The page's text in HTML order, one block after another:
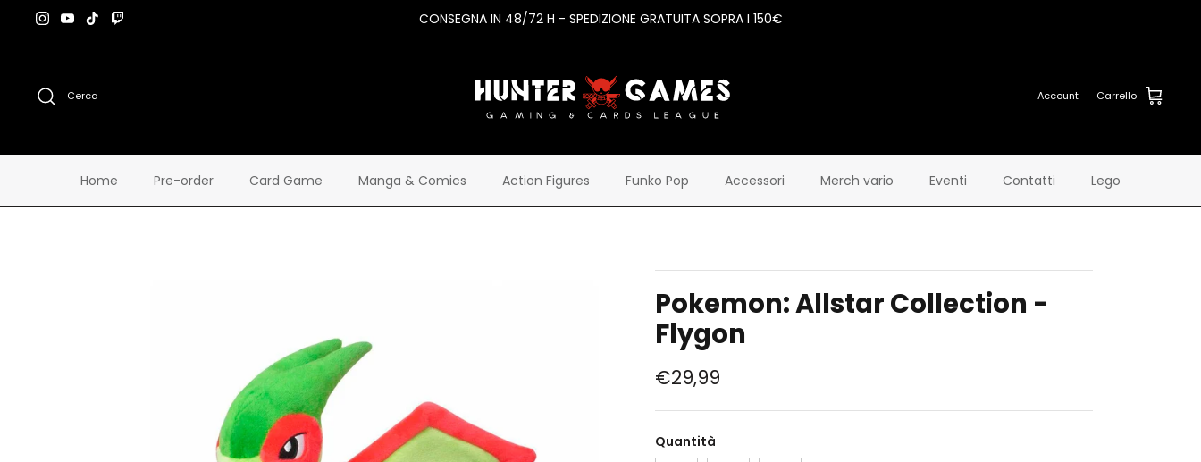
CONSEGNA IN 48/72 H - SPEDIZIONE GRATUITA SOPRA I 150€
Cerca Account Carrello
Home Pre-order Card Game Manga & Comics Action Figures Funko Pop Accessori Merch vario Eventi Contatti Lego
Pokemon: Allstar Collection -
Flygon
€29,99
Quantità